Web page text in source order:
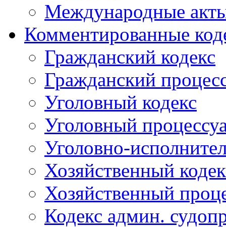
Международные
Комментированные
Гражданский кодекс
Гражданский
Уголовный кодекс
Уголовный
Уголовно-
Хозяйственный
Хозяйственный
Кодекс админ.